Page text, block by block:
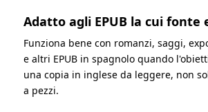
Adatto agli EPUB la cui fonte
Funziona bene con romanzi, saggi,
e altri EPUB in spagnolo quando
una copia in inglese da leggere, non
a pezzi.